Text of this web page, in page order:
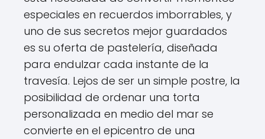
especiales en recuerdos imborrables, y
uno de sus secretos mejor guardados
es su oferta de pastelería, diseñada
para endulzar cada instante de la
travesía. Lejos de ser un simple postre, la
posibilidad de ordenar una torta
personalizada en medio del mar se
convierte en el epicentro de una